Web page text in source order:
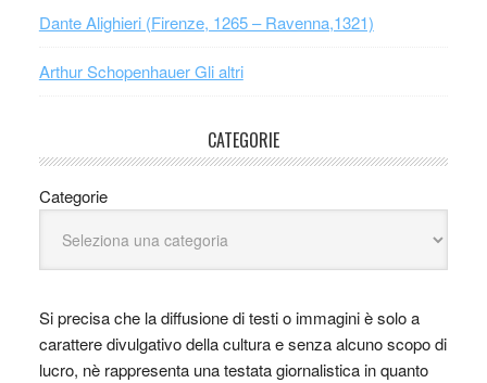
Dante Alighieri (Firenze, 1265 – Ravenna,1321)
Arthur Schopenhauer Gli altri
CATEGORIE
Categorie
Si precisa che la diffusione di testi o immagini è solo a
carattere divulgativo della cultura e senza alcuno scopo di
lucro, nè rappresenta una testata giornalistica in quanto